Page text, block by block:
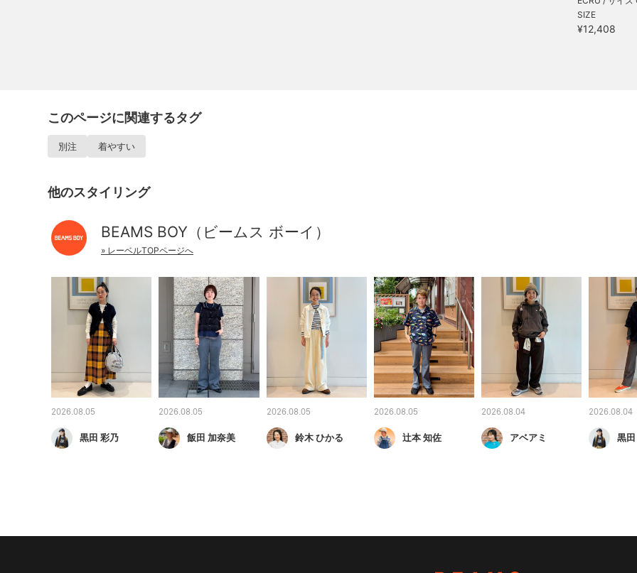
SIZE
¥12,408
このページに関連するタグ
別注 着やすい
他のスタイリング
BEAMS BOY（ビームス ボーイ）
» レーベルTOPページへ
2026.08.05
黒田 彩乃
2026.08.05
飯田 加奈美
2026.08.05
鈴木 ひかる
2026.08.05
辻本 知佐
2026.08.04
アベアミ
2026.08.04
黒